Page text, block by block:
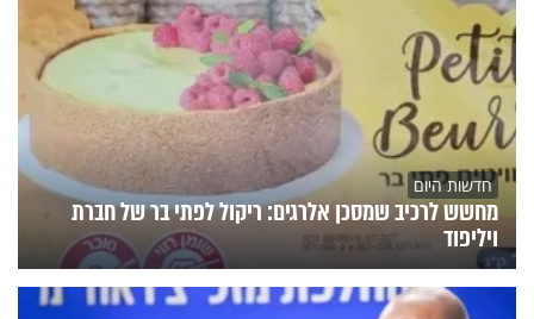
חדשות היום
מחשש לרכיב שמסכן אלרגים: ריקול לפתי בר של חברת
ויליפוד